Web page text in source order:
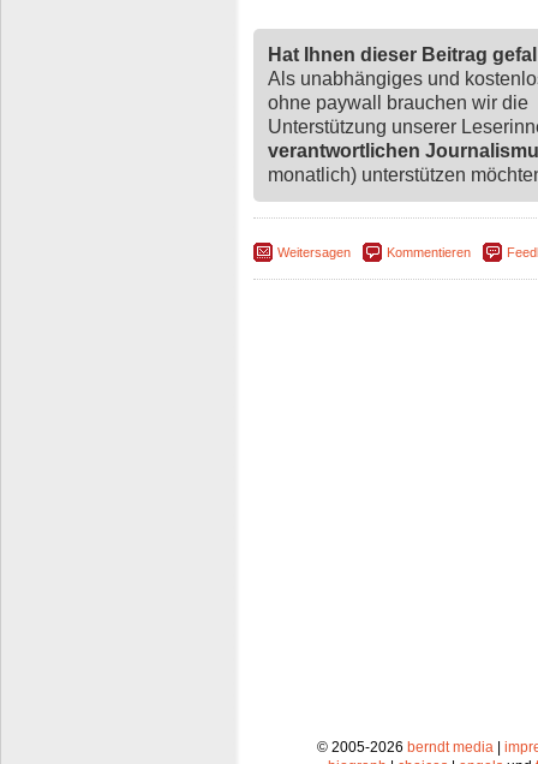
Hat Ihnen dieser Beitrag
Als unabhängiges und
ohne paywall brauchen wir die
Unterstützung unserer
verantwortlichen
monatlich) unterstützen
Weitersagen Kommentieren
© 2005-2026 berndt media|